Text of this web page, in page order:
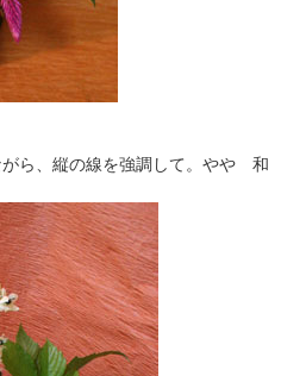
ら、縦の線を強調して。やや 和